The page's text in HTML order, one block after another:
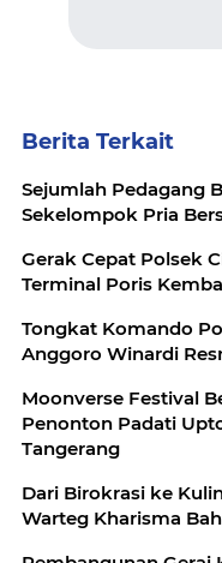
Berita Terkait
Sejumlah Pedagang
Sekelompok Pria
Gerak Cepat Polsek
Terminal Poris
Tongkat Komando
Anggoro Winardi
Moonverse Festival
Penonton Padati
Tangerang
Dari Birokrasi ke
Warteg Kharisma